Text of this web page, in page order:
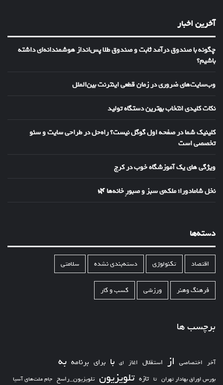
آخرین اخبار
چگونه با صندوق درآمد ثابت و صندوق طلا پس‌انداز هوشمندانه‌ای داشته
باشیم؟
وب‌سایت‌های ضروری در زمان قطعی اینترنت بین‌الملل
نکات کلیدی انتخاب بهترین دستگاه تولید
کلینیک شما در صفحه اول گوگل نیست؟ راه‌حل در طراحی سایت و سئو
تخصصی است
ویژگی های یک آموزشگاه خوب در کرج
نخل شامادورا؛ ملکه‌ی سبز و صبورِ خانه‌ها 🌿
دسته‌ها
اقتصاد تکنولوژی دسته‌بندی نشده سلامتی
فرهنگ وهنر ورزشی کسب و کار
برچسب ها
آخر اختصاصی از استقلال اغاز ای با برای برنامه به
بورس اوراق بهادار تهران تا تازه تلویزیون تلویزیون_راسخ جام ملت‌های آسیا